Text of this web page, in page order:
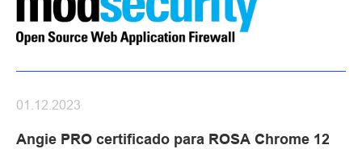
Angie PRO certificado para ROSA Chrome 12
01.12.2023